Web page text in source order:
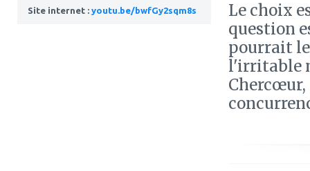
Site internet : youtu.be/bwfGy2sqm8s
Le choix
question
pourrait le
l'irritable